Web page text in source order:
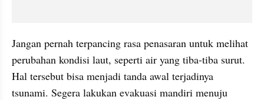
Jangan pernah terpancing rasa penasaran untuk melihat
perubahan kondisi laut, seperti air yang tiba-tiba surut.
Hal tersebut bisa menjadi tanda awal terjadinya
tsunami. Segera lakukan evakuasi mandiri menuju